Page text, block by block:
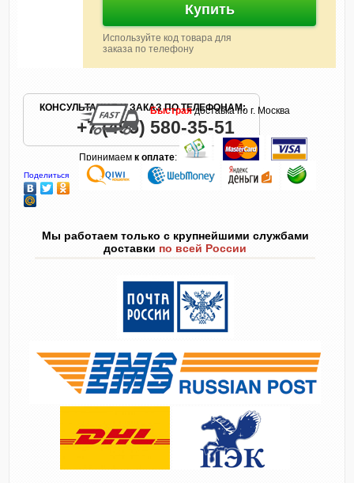
Купить
Используйте код товара для
заказа по телефону
КОНСУЛЬТАЦИЯ И ЗАКАЗ ПО ТЕЛЕФОНАМ:
+7 (495) 580-35-51
Поделиться
Быстраядоставка по г. Москва
Принимаемк оплате:
Мы работаем только с крупнейшими службами
доставки по всей России